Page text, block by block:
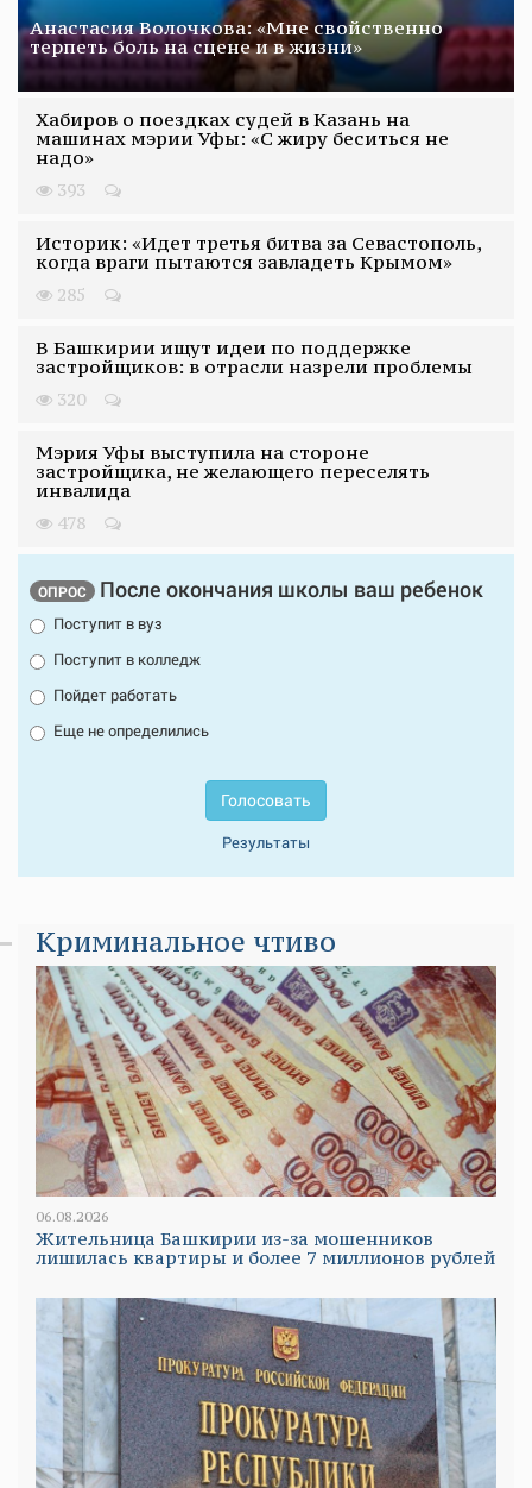
Анастасия Волочкова: «Мне свойственно
терпеть боль на сцене и в жизни»
Хабиров о поездках судей в Казань на
машинах мэрии Уфы: «С жиру беситься не
надо»
393
Историк: «Идет третья битва за Севастополь,
когда враги пытаются завладеть Крымом»
285
В Башкирии ищут идеи по поддержке
застройщиков: в отрасли назрели проблемы
320
Мэрия Уфы выступила на стороне
застройщика, не желающего переселять
инвалида
478
ОПРОС После окончания школы ваш ребенок
Поступит в вуз
Поступит в колледж
Пойдет работать
Еще не определились
Голосовать
Результаты
Криминальное чтиво
06.08.2026
Жительница Башкирии из-за мошенников
лишилась квартиры и более 7 миллионов рублей